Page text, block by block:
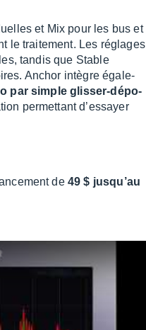
et Mix pour les bus et
le trai­te­ment. Les réglages
tandis que Stable
Anchor intègre égale­
par simple glis­ser-dépo­
permet­tant d’es­sayer
de 49 $ jusqu’au